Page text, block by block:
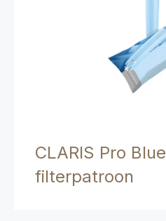
CLARIS Pro Blue
filterpatroon